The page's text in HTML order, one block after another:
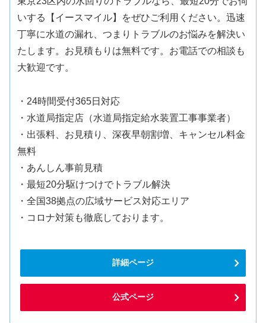
いする【イースマイル】をぜひご利用ください。迅速
丁寧に水道の漏れ、つまりトラブルのお悩みを解決い
たします。お見積もりは無料です。お電話での相談も
大歓迎です。
・24時間受付365日対応
・水道局指定店（水道局指定給水装置工事事業者）
・出張料、お見積り、深夜早朝割増、キャンセル料金
無料
・あんしん事前見積
・最短20分駆けつけでトラブル解決
・全国38拠点の広域サービス対応エリア
・コロナ対策も徹底しております。
詳細ページ
公式ページ